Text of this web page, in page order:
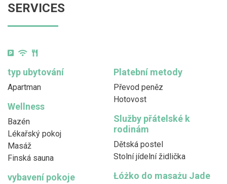
SERVICES
typ ubytování
Apartman
Platební metody
Převod peněz
Hotovost
Wellness
Bazén
Lékařský pokoj
Masáž
Finská sauna
Služby přátelské k
rodinám
Dětská postel
Stolní jídelní židlička
Łóżko do masażu Jade
vybavení pokoje